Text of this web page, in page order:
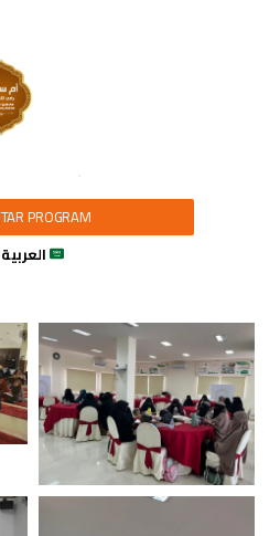
PROGRAM